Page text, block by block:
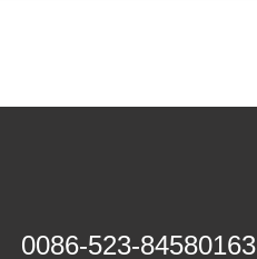
0086-523-84580163